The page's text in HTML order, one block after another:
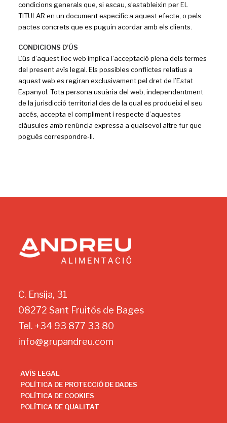
condicions generals que, si escau, s’estableixin per EL
TITULAR en un document específic a aquest efecte, o pels
pactes concrets que es puguin acordar amb els clients.
CONDICIONS D’ÚS
L’ús d’aquest lloc web implica l’acceptació plena dels termes
del present avís legal. Els possibles conflictes relatius a
aquest web es regiran exclusivament pel dret de l’Estat
Espanyol. Tota persona usuària del web, independentment
de la jurisdicció territorial des de la qual es produeixi el seu
accés, accepta el compliment i respecte d’aquestes
clàusules amb renúncia expressa a qualsevol altre fur que
pogués correspondre-li.
C. Ensija, 31
08272 Sant Fruitós de Bages
Tel. +34 93 877 33 80
info@grupandreu.com
AVÍS LEGAL
POLÍTICA DE PROTECCIÓ DE DADES
POLÍTICA DE COOKIES
POLÍTICA DE QUALITAT